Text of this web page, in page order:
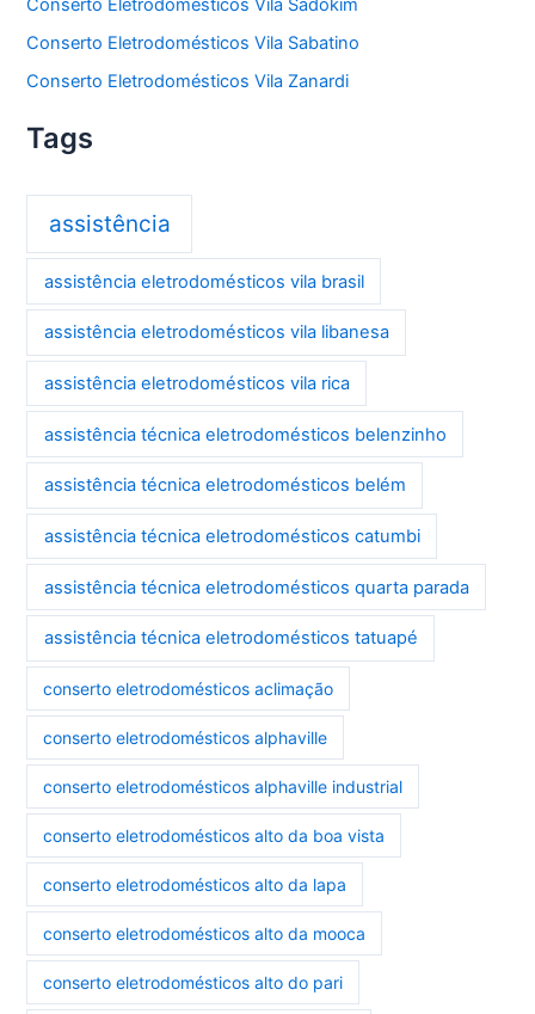
Conserto Eletrodomésticos Vila Sadokim
Conserto Eletrodomésticos Vila Sabatino
Conserto Eletrodomésticos Vila Zanardi
Tags
assistência
assistência eletrodomésticos vila brasil
assistência eletrodomésticos vila libanesa
assistência eletrodomésticos vila rica
assistência técnica eletrodomésticos belenzinho
assistência técnica eletrodomésticos belém
assistência técnica eletrodomésticos catumbi
assistência técnica eletrodomésticos quarta parada
assistência técnica eletrodomésticos tatuapé
conserto eletrodomésticos aclimação
conserto eletrodomésticos alphaville
conserto eletrodomésticos alphaville industrial
conserto eletrodomésticos alto da boa vista
conserto eletrodomésticos alto da lapa
conserto eletrodomésticos alto da mooca
conserto eletrodomésticos alto do pari